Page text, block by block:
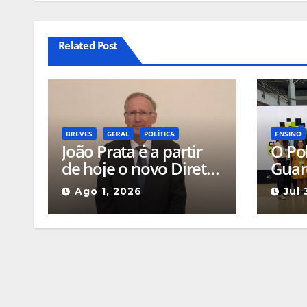
Related Post
BREVES GERAL POLÍTICA
João Prata é a partir
de hoje o novo Diretor
do Instituto de
Emprego e Formação
Profissional da
Ago 1, 2026
ENSINO
O
Jul